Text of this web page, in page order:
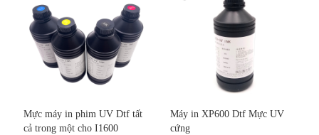
Mực máy in phim UV Dtf tất
cả trong một cho I1600
Máy in XP600 Dtf Mực UV
cứng